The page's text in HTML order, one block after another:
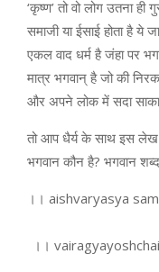
‘कृष्ण’ तो वो लोग उतना
समाजी या ईसाई होता है
एकल वाद धर्म है जंहा पर
मात्र भगवान् है जो की
और अपने लोक में सदा
तो आप धैर्य के साथ इस
भगवान कौन है? भगवान
।। aishvaryasya
।।